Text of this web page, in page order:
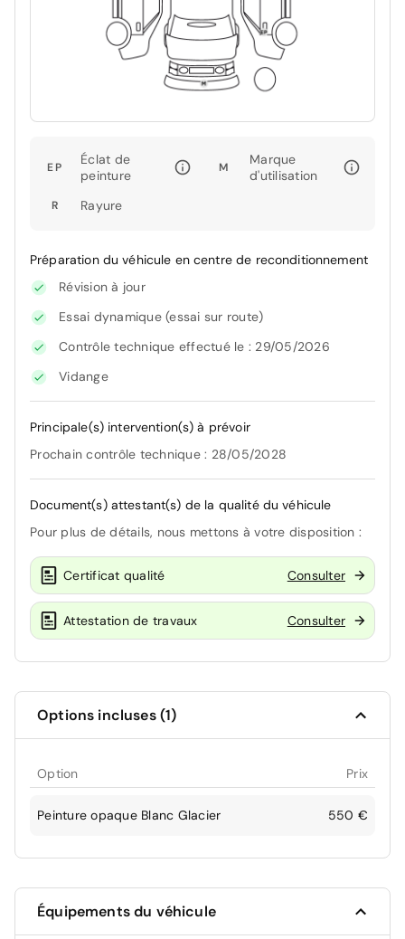
EP
Éclat de
peinture
M
Marque
d'utilisation
R Rayure
Préparation du véhicule en centre de reconditionnement
Révision à jour
Essai dynamique (essai sur route)
Contrôle technique effectué le : 29/05/2026
Vidange
Principale(s) intervention(s) à prévoir
Prochain contrôle technique : 28/05/2028
Document(s) attestant(s) de la qualité du véhicule
Pour plus de détails, nous mettons à votre disposition :
Certificat qualité Consulter
Attestation de travaux Consulter
Options incluses (1)
Option Prix
Peinture opaque Blanc Glacier 550 €
Équipements du véhicule